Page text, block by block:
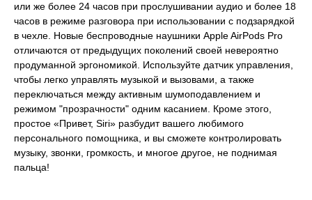
или же более 24 часов при прослушивании аудио и более 18
часов в режиме разговора при использовании с подзарядкой
в чехле. Новые беспроводные наушники Apple AirPods Pro
отличаются от предыдущих поколений своей невероятно
продуманной эргономикой. Используйте датчик управления,
чтобы легко управлять музыкой и вызовами, а также
переключаться между активным шумоподавлением и
режимом "прозрачности" одним касанием. Кроме этого,
простое «Привет, Siri» разбудит вашего любимого
персонального помощника, и вы сможете контролировать
музыку, звонки, громкость, и многое другое, не поднимая
пальца!